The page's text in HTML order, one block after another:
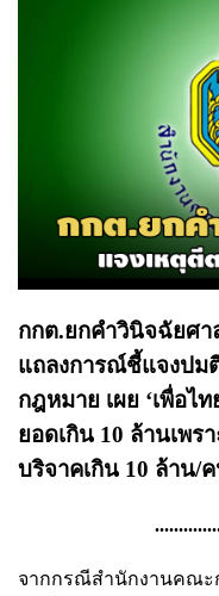
กกต.ยกคำวินิจฉัยศ
แถลงการณ์ชี้แจงปม
กฎหมาย เผย ‘เพื่อไ
ยอดเกิน 10 ล้านเพร
บริจาคเกิน 10 ล้าน/
จากกรณีสำนักงานคณะ